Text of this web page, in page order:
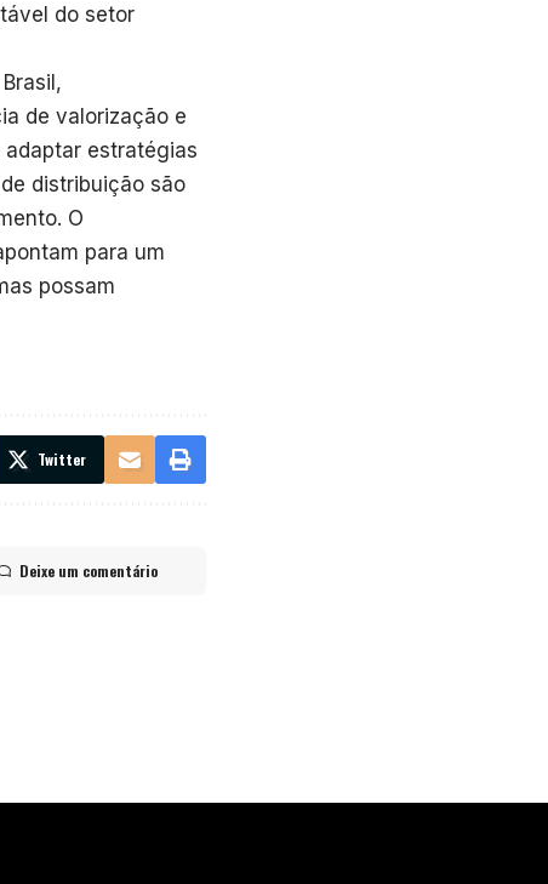
do setor
de valorização e
adaptar estratégias
distribuição são
O
para um
possam
Twitter
Deixe um comentário